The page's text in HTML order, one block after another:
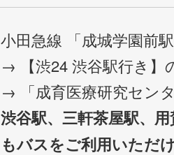
小田急線 「成城学園前
→ 【渋24 渋谷駅行き】
→ 「成育医療研究セン
渋谷駅、三軒茶屋駅、
もバスをご利用いただ